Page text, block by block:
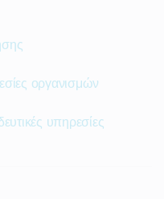
οργανισμών
υπηρεσίες